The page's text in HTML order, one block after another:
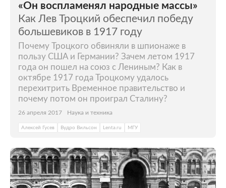
«Он воспламенял народные массы»
Как Лев Троцкий обеспечил победу
большевиков в 1917 году
Почему Троцкого обвиняли в шпионаже в
пользу США и Германии? Зачем летом 1917
года он пошел на союз с Лениным? Как в
октябре 1917 года Троцкому удалось
перехитрить Временное правительство и
почему потом он проиграл Сталину?
26 апреля 2017 Наука и техника
Алексей Гусев Вудро Вильсон Lenta.ru МГУ